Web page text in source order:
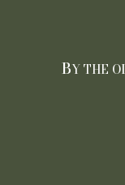
BY THE